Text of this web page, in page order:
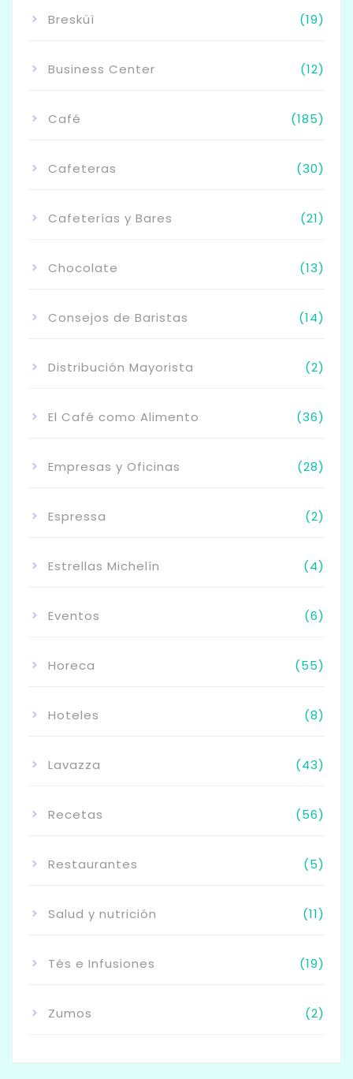
Bresküì (19)
Business Center (12)
Café (185)
Cafeteras (30)
Cafeterías y Bares (21)
Chocolate (13)
Consejos de Baristas (14)
Distribución Mayorista (2)
El Café como Alimento (36)
Empresas y Oficinas (28)
Espressa (2)
Estrellas Michelín (4)
Eventos (6)
Horeca (55)
Hoteles (8)
Lavazza (43)
Recetas (56)
Restaurantes (5)
Salud y nutrición (11)
Tés e Infusiones (19)
Zumos (2)